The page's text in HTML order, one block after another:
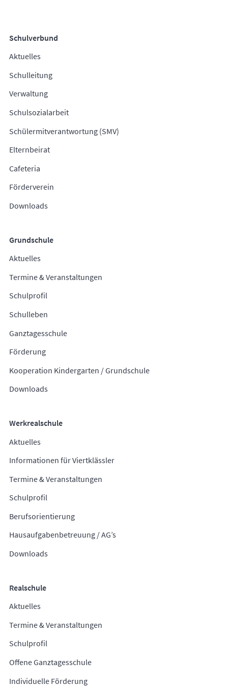
Schulverbund
Aktuelles
Schulleitung
Verwaltung
Schulsozialarbeit
Schülermitverantwortung (SMV)
Elternbeirat
Cafeteria
Förderverein
Downloads
Grundschule
Aktuelles
Termine & Veranstaltungen
Schulprofil
Schulleben
Ganztagesschule
Förderung
Kooperation Kindergarten / Grundschule
Downloads
Werkrealschule
Aktuelles
Informationen für Viertklässler
Termine & Veranstaltungen
Schulprofil
Berufsorientierung
Hausaufgabenbetreuung / AG’s
Downloads
Realschule
Aktuelles
Termine & Veranstaltungen
Schulprofil
Offene Ganztagesschule
Individuelle Förderung